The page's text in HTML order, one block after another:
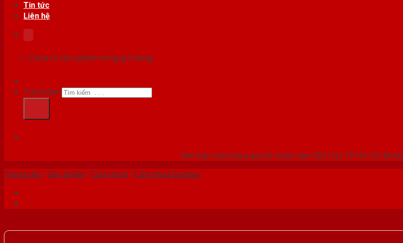
Tin tức
Liên hệ
Chưa có sản phẩm trong giỏ hàng.
Tìm kiếm:
Nơi bán cửa nhựa giá tốt nhất năm 2021 tại TP. Hồ Chí Minh
Trang chủ /Sản phẩm /Cửa nhựa /Cửa nhựa Sungyu